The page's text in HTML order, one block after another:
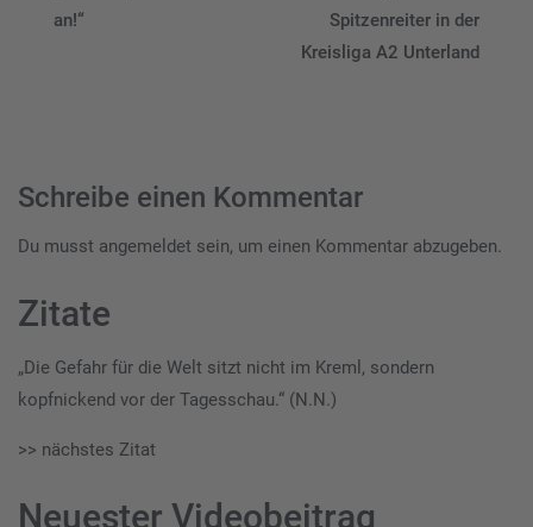
an!“
Spitzenreiter in der
Kreisliga A2 Unterland
Schreibe einen Kommentar
Du musst angemeldet sein, um einen Kommentar abzugeben.
Zitate
„Die Gefahr für die Welt sitzt nicht im Kreml, sondern
kopfnickend vor der Tagesschau.“ (N.N.)
>> nächstes Zitat
Neuester Videobeitrag